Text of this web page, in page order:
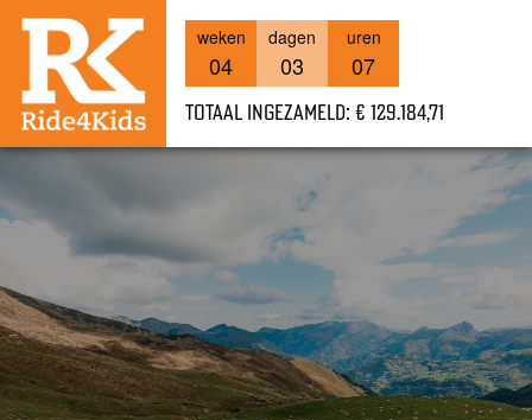
weken
04
dagen
03
uren
07
Totaal ingezameld: € 129.184,71